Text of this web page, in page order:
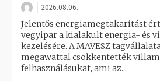
2026.08.06.
Jelentős energiamegtakarítást
vegyipar a kialakult energia- és
kezelésére. A MAVESZ
megawattal csökkentették
felhasználásukat, ami az...